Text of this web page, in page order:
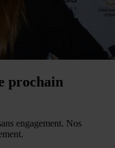
prochain
engagement. Nos